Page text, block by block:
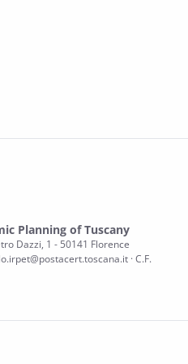
Planning of Tuscany
Dazzi, 1 - 50141 Florence
· C.F.